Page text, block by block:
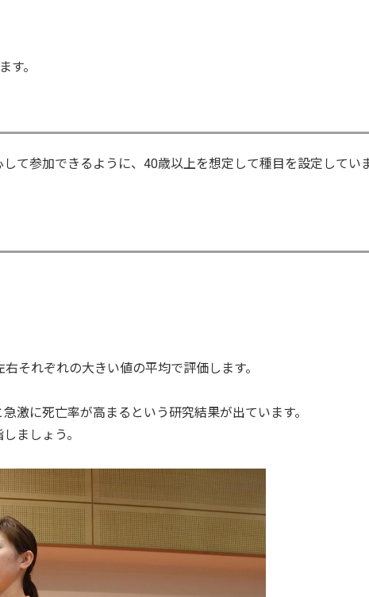
す。
て参加できるように、40歳以上を想定して種目を設定してい
それぞれの大きい値の平均で評価します。
激に死亡率が高まるという研究結果が出ています。
ましょう。